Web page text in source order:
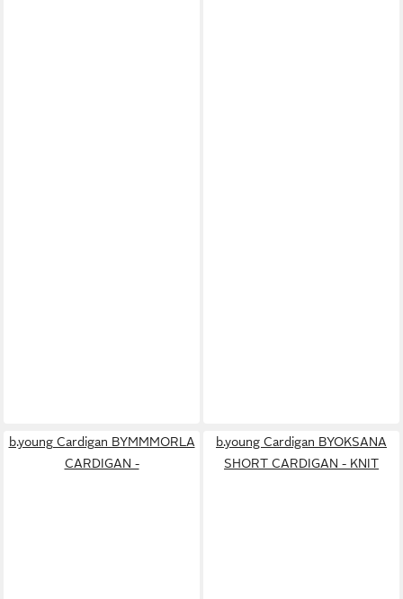
b.young Cardigan BYMMMORLA
CARDIGAN -
b.young Cardigan BYOKSANA
SHORT CARDIGAN - KNIT